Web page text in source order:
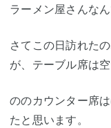
ラーメン屋さんなん
さてこの日訪れた
が、テーブル席は
ののカウンター席
たと思います。